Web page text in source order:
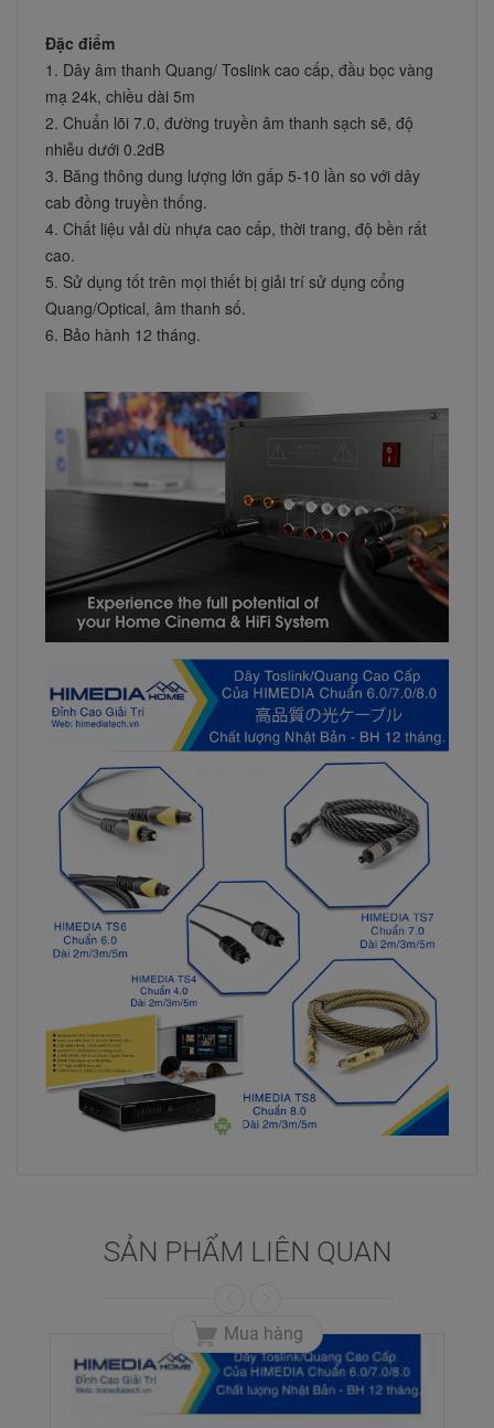
Đặc điểm
1. Dây âm thanh Quang/ Toslink cao cấp, đầu bọc vàng
mạ 24k, chiều dài 5m
2. Chuẩn lõi 7.0, đường truyền âm thanh sạch sẽ, độ
nhiễu dưới 0.2dB
3. Băng thông dung lượng lớn gấp 5-10 lần so với dây
cab đồng truyền thống.
4. Chất liệu vải dù nhựa cao cấp, thời trang, độ bền rất
cao.
5. Sử dụng tốt trên mọi thiết bị giải trí sử dụng cổng
Quang/Optical, âm thanh số.
6. Bảo hành 12 tháng.
SẢN PHẨM LIÊN QUAN
Mua hàng